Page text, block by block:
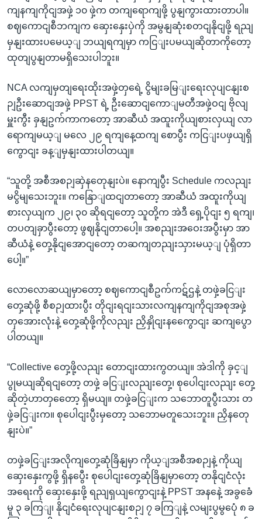
ကျနကျကိုငျအဖှဲ့ ၁၀ ဖှဲ့က တကျရောကျဖို့ ပွနျကွားထားတာပါ။
စဈကောငျစီဘကျက ဆှေးနှေးပှဲကို အမွနျဆုံးစတငျနိုငျဖို့ ရညျ
မှနျးထားပမေယ့ျ ဘယျရကျမှာ ကငြျးပမယျဆိုတာကိုတော့
ထုတျပွနျတာမရှိသေးပါဘူး။
NCA လကျမှတျရေးထိုးအဖှဲ့တှရေဲ့ ငွိမျးခမြျးရေးလုပျငနျးစ
ဉျဦးဆောငျအဖှဲ့ PPST ရဲ့ ဦးဆောငျကောျမတီအဖှဲ့ဝငျ ဗိုလျ
မှူးကွီး ခှနျဥက်ကာကတော့ အာဆီယံ အထူးကိုယျစားလှယျ လာ
ရောကျမယ့ျ မလေ ၂၉ ရကျနေ့ထကျ စောပွီး ကငြျးပဖှယျရှိ
ကွောငျး ခန့ျမှနျးထားပါတယျ။
“သူတို့ အစီအစဉျဆှဲနတေုနျးပဲ။ နောကျပွီး Schedule ကလညျး
မငွိမျသေးဘူး။ ကနြောျထငျတာတော့ အာဆီယံ အထူးကိုယျ
စားလှယျက ၂၉၊ ၃၀ ဆိုရငျတော့ သူတို့က အဲဒီ ရှေ့ပိုငျး ၅ ရကျ၊
တပတျခှာပွီးတော့ ဖွဈနိုငျတာပေါ့။ အစညျးအဝေးအပွီးမှာ အာ
ဆီယံနဲ့ တှေ့နိုငျအောငျတော့ တဆကျတညျးသှားမယ့ျ ပုံရှိတာ
ပေါ့။”
လောလောဆယျမှာတော့ စဈကောငျစီဥက်ကဋ်ဌနဲ့ တဖှဲ့ခငြျး
တှေ့ဆုံဖို့ စီစဉျထားပွီး တိုငျးရငျးသားလကျနကျကိုငျအစုအဖှဲ့
တှအေားလုံးနဲ့ တှေ့ဆုံဖို့ကိုလညျး ညှိနှိုငျးနကွေောငျး ဆကျပွော
ပါတယျ။
“Collective တှေ့ဖို့လညျး တောငျးထားကွတယျ။ အဲဒါကို ခှင့ျ
ပွုမယျဆိုရငျတော့ တဖှဲ့ ခငြျးလညျးတှေ့၊ စုပေါငျးလညျး တှေ့
ဆိုတဲ့ဟာတှတေော့ ရှိမယျ။ တဖှဲ့ခငြျးက သဘောတူပွီးသား တ
ဖှဲ့ခငြျးက။ စုပေါငျးပွီးမှတော့ သဘောမတူသေးဘူး။ ညှိနတေု
နျးပဲ။”
တဖှဲ့ခငြျးအလိုကျတှေ့ဆုံခြိနျမှာ ကိုယ့ျအစီအစဉျနဲ့ ကိုယျ
ဆှေးနှေးကွဖို့ ရှိနပွေီး စုပေါငျးတှေ့ဆုံခြိနျမှာတော့ တနိုငျငံလုံး
အရေးကို ဆှေးနှေးဖို့ ရညျရှယျကွောငျးနဲ့ PPST အနနေဲ့ အခွခေံ
မူ ၃ ခကြျ၊ နိုငျငံရေးလုပျငနျးစဉျ ၇ ခကြျနဲ့ လမျးပွမွပေုံ ၈ ခ